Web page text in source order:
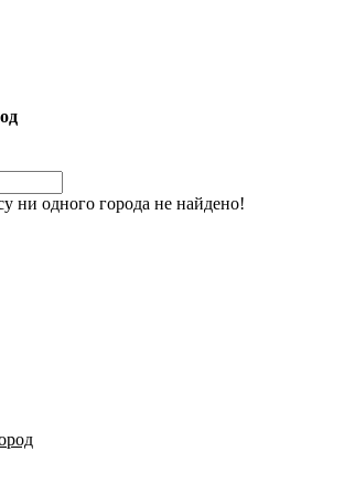
ни одного города не найдено!